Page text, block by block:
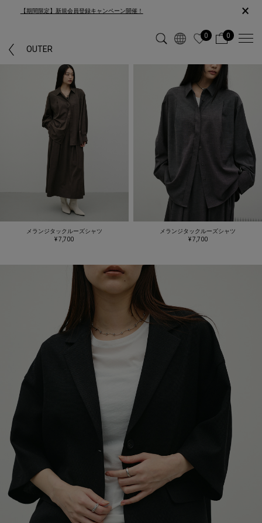
【期間限定】新規会員登録キャンペーン開催！ ×
OUTER
0 0
メランジタックルーズシャツ
¥ 7,700
メランジタックルーズシャツ
¥ 7,700